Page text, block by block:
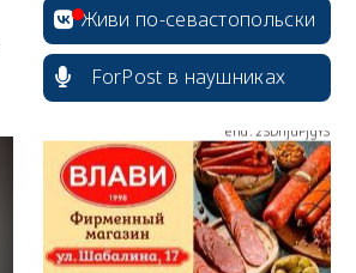
Живи по-севастопольски
ForPost в наушниках